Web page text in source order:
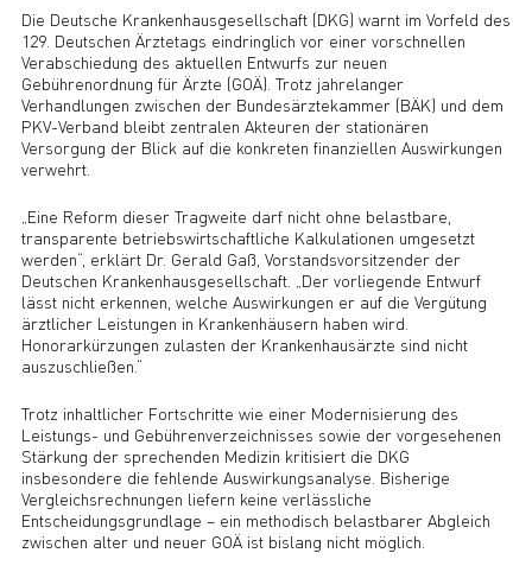
Die Deutsche Krankenhausgesellschaft (DKG) warnt im Vorfeld des
129. Deutschen Ärztetags eindringlich vor einer vorschnellen
Verabschiedung des aktuellen Entwurfs zur neuen
Gebührenordnung für Ärzte (GOÄ). Trotz jahrelanger
Verhandlungen zwischen der Bundesärztekammer (BÄK) und dem
PKV-Verband bleibt zentralen Akteuren der stationären
Versorgung der Blick auf die konkreten finanziellen Auswirkungen
verwehrt.
„Eine Reform dieser Tragweite darf nicht ohne belastbare,
transparente betriebswirtschaftliche Kalkulationen umgesetzt
werden“, erklärt Dr. Gerald Gaß, Vorstandsvorsitzender der
Deutschen Krankenhausgesellschaft. „Der vorliegende Entwurf
lässt nicht erkennen, welche Auswirkungen er auf die Vergütung
ärztlicher Leistungen in Krankenhäusern haben wird.
Honorarkürzungen zulasten der Krankenhausärzte sind nicht
auszuschließen.“
Trotz inhaltlicher Fortschritte wie einer Modernisierung des
Leistungs- und Gebührenverzeichnisses sowie der vorgesehenen
Stärkung der sprechenden Medizin kritisiert die DKG
insbesondere die fehlende Auswirkungsanalyse. Bisherige
Vergleichsrechnungen liefern keine verlässliche
Entscheidungsgrundlage – ein methodisch belastbarer Abgleich
zwischen alter und neuer GOÄ ist bislang nicht möglich.